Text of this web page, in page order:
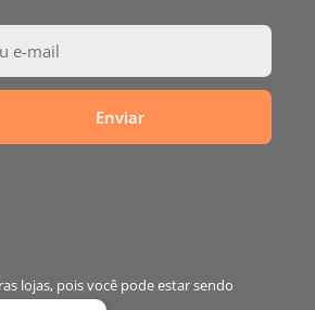
e-mail
Enviar
lojas, pois você pode estar sendo